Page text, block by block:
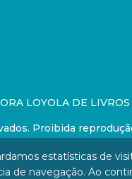
LOYOLA DE
Proibida
sujeito a alterações
estatísticas de
de navegação. Ao